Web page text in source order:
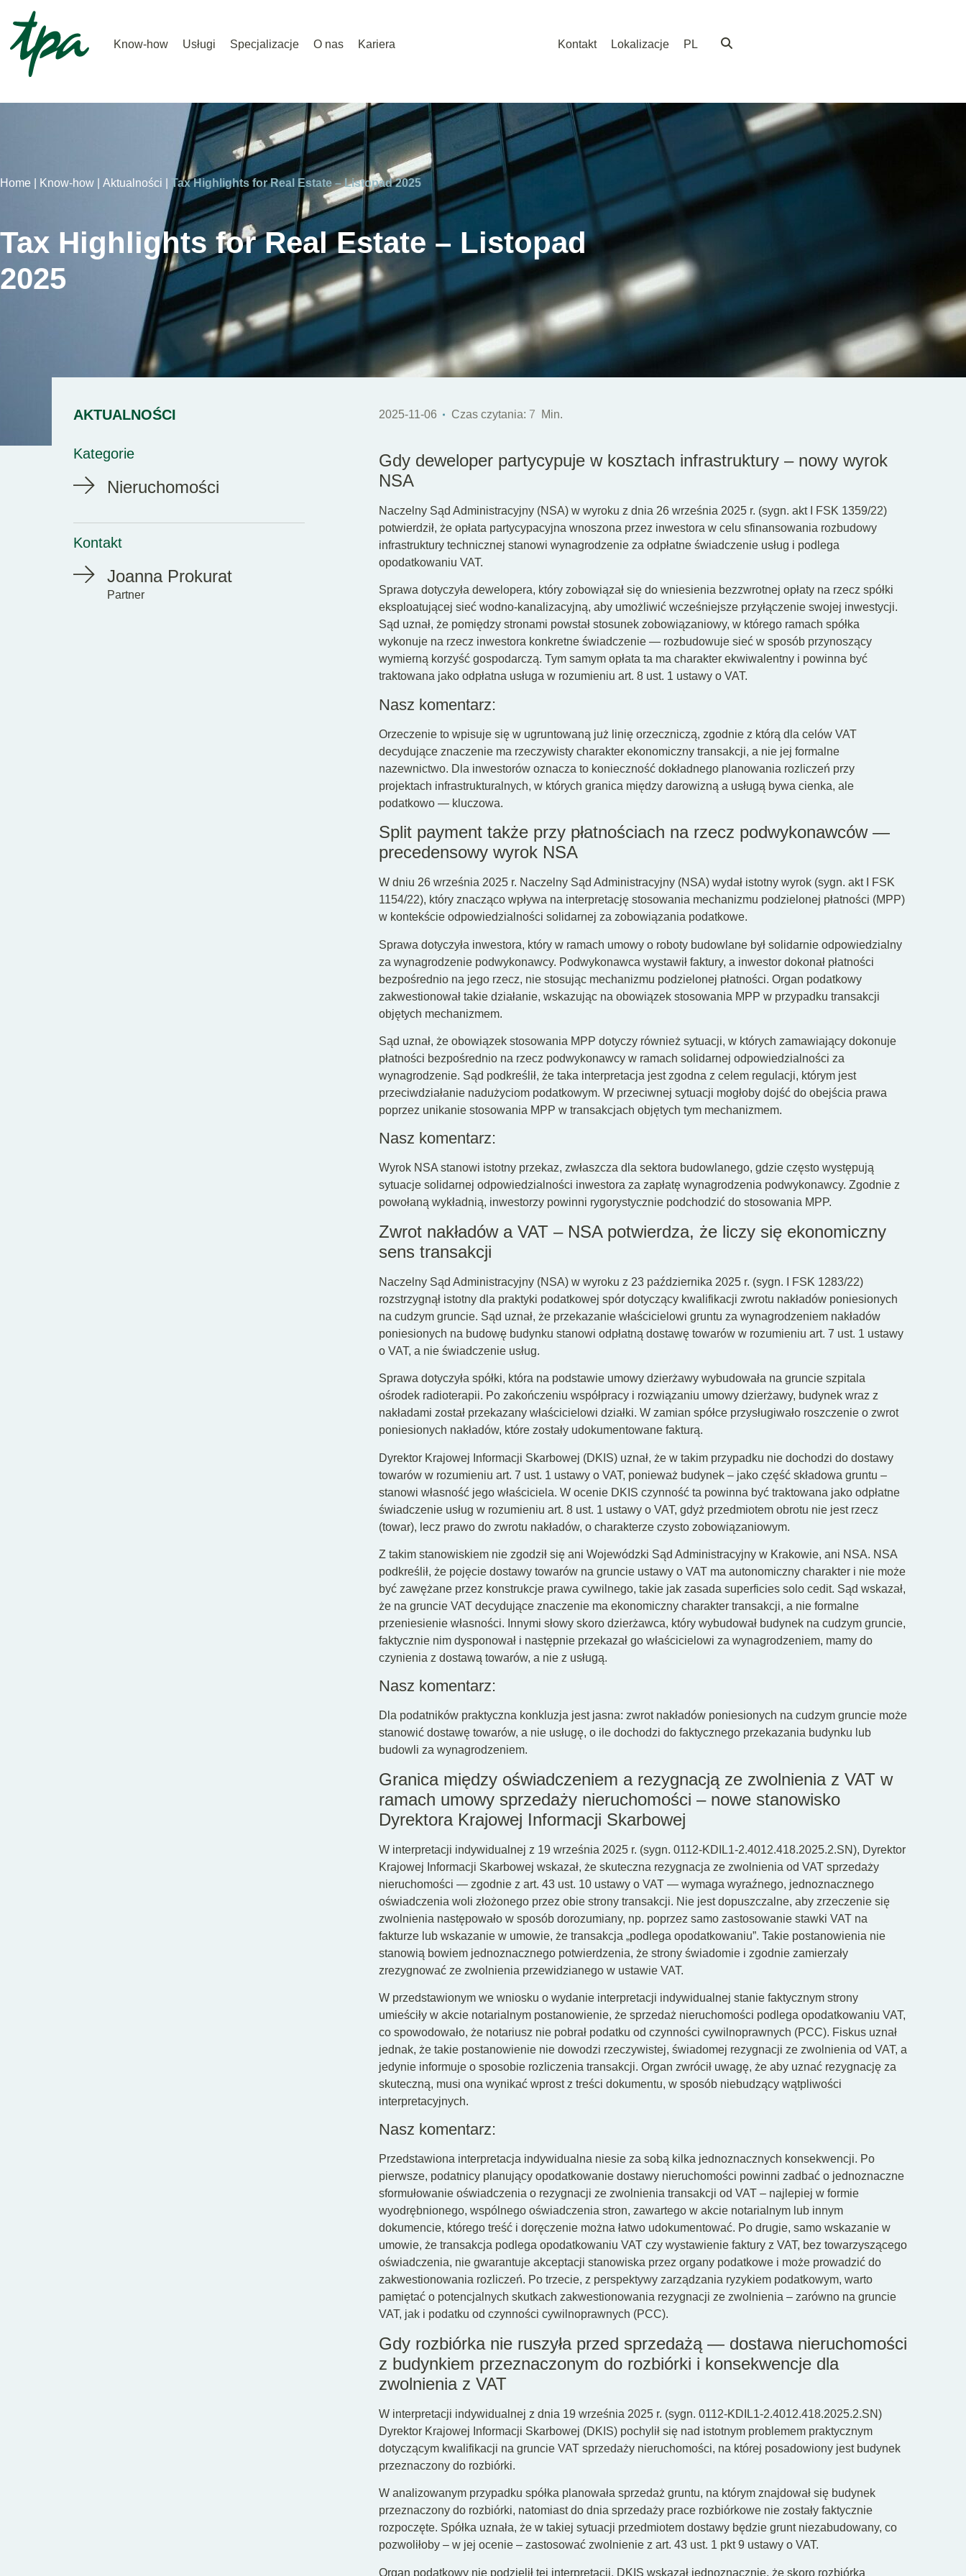
Know-how Usługi Specjalizacje O nas Kariera Kontakt Lokalizacje PL
Home | Know-how | Aktualności | Tax Highlights for Real Estate – Listopad 2025
Tax Highlights for Real Estate – Listopad
2025
AKTUALNOŚCI
Kategorie
Nieruchomości
Kontakt
Joanna Prokurat
Partner
2025-11-06 Czas czytania: 7 Min.
Gdy deweloper partycypuje w kosztach infrastruktury – nowy wyrok
NSA
Naczelny Sąd Administracyjny (NSA) w wyroku z dnia 26 września 2025 r. (sygn. akt I FSK 1359/22)
potwierdził, że opłata partycypacyjna wnoszona przez inwestora w celu sfinansowania rozbudowy
infrastruktury technicznej stanowi wynagrodzenie za odpłatne świadczenie usług i podlega
opodatkowaniu VAT.
Sprawa dotyczyła dewelopera, który zobowiązał się do wniesienia bezzwrotnej opłaty na rzecz spółki
eksploatującej sieć wodno-kanalizacyjną, aby umożliwić wcześniejsze przyłączenie swojej inwestycji.
Sąd uznał, że pomiędzy stronami powstał stosunek zobowiązaniowy, w którego ramach spółka
wykonuje na rzecz inwestora konkretne świadczenie — rozbudowuje sieć w sposób przynoszący
wymierną korzyść gospodarczą. Tym samym opłata ta ma charakter ekwiwalentny i powinna być
traktowana jako odpłatna usługa w rozumieniu art. 8 ust. 1 ustawy o VAT.
Nasz komentarz:
Orzeczenie to wpisuje się w ugruntowaną już linię orzeczniczą, zgodnie z którą dla celów VAT
decydujące znaczenie ma rzeczywisty charakter ekonomiczny transakcji, a nie jej formalne
nazewnictwo. Dla inwestorów oznacza to konieczność dokładnego planowania rozliczeń przy
projektach infrastrukturalnych, w których granica między darowizną a usługą bywa cienka, ale
podatkowo — kluczowa.
Split payment także przy płatnościach na rzecz podwykonawców —
precedensowy wyrok NSA
W dniu 26 września 2025 r. Naczelny Sąd Administracyjny (NSA) wydał istotny wyrok (sygn. akt I FSK
1154/22), który znacząco wpływa na interpretację stosowania mechanizmu podzielonej płatności (MPP)
w kontekście odpowiedzialności solidarnej za zobowiązania podatkowe.
Sprawa dotyczyła inwestora, który w ramach umowy o roboty budowlane był solidarnie odpowiedzialny
za wynagrodzenie podwykonawcy. Podwykonawca wystawił faktury, a inwestor dokonał płatności
bezpośrednio na jego rzecz, nie stosując mechanizmu podzielonej płatności. Organ podatkowy
zakwestionował takie działanie, wskazując na obowiązek stosowania MPP w przypadku transakcji
objętych mechanizmem.
Sąd uznał, że obowiązek stosowania MPP dotyczy również sytuacji, w których zamawiający dokonuje
płatności bezpośrednio na rzecz podwykonawcy w ramach solidarnej odpowiedzialności za
wynagrodzenie. Sąd podkreślił, że taka interpretacja jest zgodna z celem regulacji, którym jest
przeciwdziałanie nadużyciom podatkowym. W przeciwnej sytuacji mogłoby dojść do obejścia prawa
poprzez unikanie stosowania MPP w transakcjach objętych tym mechanizmem.
Nasz komentarz:
Wyrok NSA stanowi istotny przekaz, zwłaszcza dla sektora budowlanego, gdzie często występują
sytuacje solidarnej odpowiedzialności inwestora za zapłatę wynagrodzenia podwykonawcy. Zgodnie z
powołaną wykładnią, inwestorzy powinni rygorystycznie podchodzić do stosowania MPP.
Zwrot nakładów a VAT – NSA potwierdza, że liczy się ekonomiczny
sens transakcji
Naczelny Sąd Administracyjny (NSA) w wyroku z 23 października 2025 r. (sygn. I FSK 1283/22)
rozstrzygnął istotny dla praktyki podatkowej spór dotyczący kwalifikacji zwrotu nakładów poniesionych
na cudzym gruncie. Sąd uznał, że przekazanie właścicielowi gruntu za wynagrodzeniem nakładów
poniesionych na budowę budynku stanowi odpłatną dostawę towarów w rozumieniu art. 7 ust. 1 ustawy
o VAT, a nie świadczenie usług.
Sprawa dotyczyła spółki, która na podstawie umowy dzierżawy wybudowała na gruncie szpitala
ośrodek radioterapii. Po zakończeniu współpracy i rozwiązaniu umowy dzierżawy, budynek wraz z
nakładami został przekazany właścicielowi działki. W zamian spółce przysługiwało roszczenie o zwrot
poniesionych nakładów, które zostały udokumentowane fakturą.
Dyrektor Krajowej Informacji Skarbowej (DKIS) uznał, że w takim przypadku nie dochodzi do dostawy
towarów w rozumieniu art. 7 ust. 1 ustawy o VAT, ponieważ budynek – jako część składowa gruntu –
stanowi własność jego właściciela. W ocenie DKIS czynność ta powinna być traktowana jako odpłatne
świadczenie usług w rozumieniu art. 8 ust. 1 ustawy o VAT, gdyż przedmiotem obrotu nie jest rzecz
(towar), lecz prawo do zwrotu nakładów, o charakterze czysto zobowiązaniowym.
Z takim stanowiskiem nie zgodził się ani Wojewódzki Sąd Administracyjny w Krakowie, ani NSA. NSA
podkreślił, że pojęcie dostawy towarów na gruncie ustawy o VAT ma autonomiczny charakter i nie może
być zawężane przez konstrukcje prawa cywilnego, takie jak zasada superficies solo cedit. Sąd wskazał,
że na gruncie VAT decydujące znaczenie ma ekonomiczny charakter transakcji, a nie formalne
przeniesienie własności. Innymi słowy skoro dzierżawca, który wybudował budynek na cudzym gruncie,
faktycznie nim dysponował i następnie przekazał go właścicielowi za wynagrodzeniem, mamy do
czynienia z dostawą towarów, a nie z usługą.
Nasz komentarz:
Dla podatników praktyczna konkluzja jest jasna: zwrot nakładów poniesionych na cudzym gruncie może
stanowić dostawę towarów, a nie usługę, o ile dochodzi do faktycznego przekazania budynku lub
budowli za wynagrodzeniem.
Granica między oświadczeniem a rezygnacją ze zwolnienia z VAT w
ramach umowy sprzedaży nieruchomości – nowe stanowisko
Dyrektora Krajowej Informacji Skarbowej
W interpretacji indywidualnej z 19 września 2025 r. (sygn. 0112-KDIL1-2.4012.418.2025.2.SN), Dyrektor
Krajowej Informacji Skarbowej wskazał, że skuteczna rezygnacja ze zwolnienia od VAT sprzedaży
nieruchomości — zgodnie z art. 43 ust. 10 ustawy o VAT — wymaga wyraźnego, jednoznacznego
oświadczenia woli złożonego przez obie strony transakcji. Nie jest dopuszczalne, aby zrzeczenie się
zwolnienia następowało w sposób dorozumiany, np. poprzez samo zastosowanie stawki VAT na
fakturze lub wskazanie w umowie, że transakcja „podlega opodatkowaniu”. Takie postanowienia nie
stanowią bowiem jednoznacznego potwierdzenia, że strony świadomie i zgodnie zamierzały
zrezygnować ze zwolnienia przewidzianego w ustawie VAT.
W przedstawionym we wniosku o wydanie interpretacji indywidualnej stanie faktycznym strony
umieściły w akcie notarialnym postanowienie, że sprzedaż nieruchomości podlega opodatkowaniu VAT,
co spowodowało, że notariusz nie pobrał podatku od czynności cywilnoprawnych (PCC). Fiskus uznał
jednak, że takie postanowienie nie dowodzi rzeczywistej, świadomej rezygnacji ze zwolnienia od VAT, a
jedynie informuje o sposobie rozliczenia transakcji. Organ zwrócił uwagę, że aby uznać rezygnację za
skuteczną, musi ona wynikać wprost z treści dokumentu, w sposób niebudzący wątpliwości
interpretacyjnych.
Nasz komentarz:
Przedstawiona interpretacja indywidualna niesie za sobą kilka jednoznacznych konsekwencji. Po
pierwsze, podatnicy planujący opodatkowanie dostawy nieruchomości powinni zadbać o jednoznaczne
sformułowanie oświadczenia o rezygnacji ze zwolnienia transakcji od VAT – najlepiej w formie
wyodrębnionego, wspólnego oświadczenia stron, zawartego w akcie notarialnym lub innym
dokumencie, którego treść i doręczenie można łatwo udokumentować. Po drugie, samo wskazanie w
umowie, że transakcja podlega opodatkowaniu VAT czy wystawienie faktury z VAT, bez towarzyszącego
oświadczenia, nie gwarantuje akceptacji stanowiska przez organy podatkowe i może prowadzić do
zakwestionowania rozliczeń. Po trzecie, z perspektywy zarządzania ryzykiem podatkowym, warto
pamiętać o potencjalnych skutkach zakwestionowania rezygnacji ze zwolnienia – zarówno na gruncie
VAT, jak i podatku od czynności cywilnoprawnych (PCC).
Gdy rozbiórka nie ruszyła przed sprzedażą — dostawa nieruchomości
z budynkiem przeznaczonym do rozbiórki i konsekwencje dla
zwolnienia z VAT
W interpretacji indywidualnej z dnia 19 września 2025 r. (sygn. 0112-KDIL1-2.4012.418.2025.2.SN)
Dyrektor Krajowej Informacji Skarbowej (DKIS) pochylił się nad istotnym problemem praktycznym
dotyczącym kwalifikacji na gruncie VAT sprzedaży nieruchomości, na której posadowiony jest budynek
przeznaczony do rozbiórki.
W analizowanym przypadku spółka planowała sprzedaż gruntu, na którym znajdował się budynek
przeznaczony do rozbiórki, natomiast do dnia sprzedaży prace rozbiórkowe nie zostały faktycznie
rozpoczęte. Spółka uznała, że w takiej sytuacji przedmiotem dostawy będzie grunt niezabudowany, co
pozwoliłoby – w jej ocenie – zastosować zwolnienie z art. 43 ust. 1 pkt 9 ustawy o VAT.
Organ podatkowy nie podzielił tej interpretacji. DKIS wskazał jednoznacznie, że skoro rozbiórka